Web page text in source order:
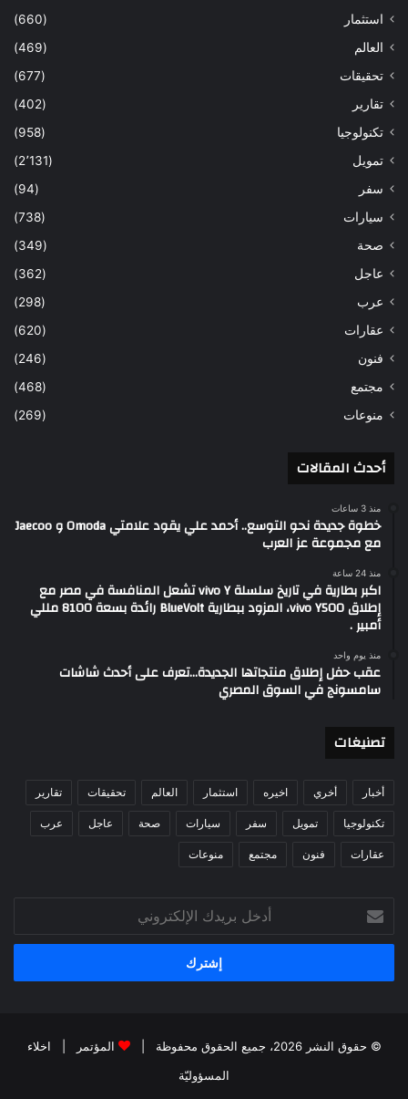
استثمار
(660)
العالم
(469)
تحقيقات
(677)
تقارير
(402)
تكنولوجيا
(958)
تمويل
(2٬131)
سفر
(94)
سيارات
(738)
صحة
(349)
عاجل
(362)
عرب
(298)
عقارات
(620)
فنون
(246)
مجتمع
(468)
منوعات
(269)
أحدث المقالات
منذ 3 ساعات
خطوة جديدة نحو التوسع.. أحمد علي يقود علامتي Omoda و Jaecoo
مع مجموعة عز العرب
منذ 24 ساعة
اكبر بطارية في تاريخ سلسلة vivo Y تشعل المنافسة في مصر مع
إطلاق vivo Y500، المزود ببطارية BlueVolt رائدة بسعة 8100 مللي
أمبير .
منذ يوم واحد
عقب حفل إطلاق منتجاتها الجديدة…تعرف على أحدث شاشات
سامسونج في السوق المصري
تصنيغات
أخبار أخري اخيره استثمار العالم تحقيقات تقارير
تكنولوجيا تمويل سفر سيارات صحة عاجل عرب
عقارات فنون مجتمع منوعات
بريدك
الإلكتروني
© حقوق النشر 2026، جميع الحقوق محفوظة | المؤتمر
اخلاء
المسؤوليّة